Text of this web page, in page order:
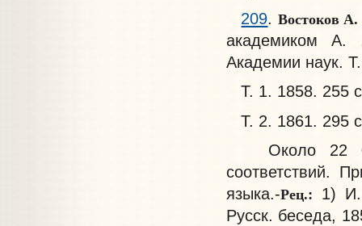
209 Востоков А.
академиком А.
Академии наук.
Т. 1. 1858. 255
Т. 2. 1861. 295
Около 22 000
соответствий.
языка.-Рец.: 1)
Русск. беседа,